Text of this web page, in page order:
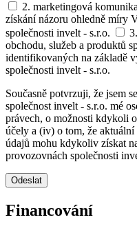
2. marketingová
získání názoru ohledně míry
společnosti invelt - s.r.o.
obchodu, služeb a produktů
identifikovaných na základě
společnosti invelt - s.r.o.
Současně potvrzuji, že jsem
společnost invelt - s.r.o. mé
právech, o možnosti kdykoli
účely a (iv) o tom, že
údajů mohu kdykoliv získat
provozovnách společnosti
Odeslat
Financování